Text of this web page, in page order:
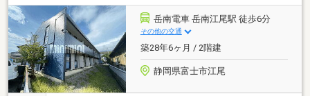
岳南電車 岳南江尾駅 徒歩6分
その他の交通
築28年6ヶ月 / 2階建
静岡県富士市江尾